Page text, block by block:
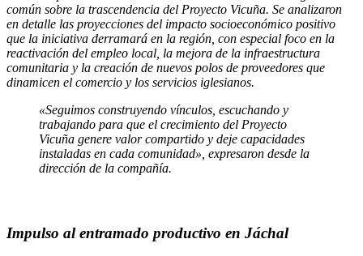
común sobre la trascendencia del Proyecto Vicuña. Se analizaron
en detalle las proyecciones del impacto socioeconómico positivo
que la iniciativa derramará en la región, con especial foco en la
reactivación del empleo local, la mejora de la infraestructura
comunitaria y la creación de nuevos polos de proveedores que
dinamicen el comercio y los servicios iglesianos.
«Seguimos construyendo vínculos, escuchando y
trabajando para que el crecimiento del Proyecto
Vicuña genere valor compartido y deje capacidades
instaladas en cada comunidad», expresaron desde la
dirección de la compañía.
Impulso al entramado productivo en Jáchal